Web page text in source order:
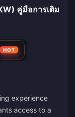
คู่มือการเติม
HOT
experience
access to a